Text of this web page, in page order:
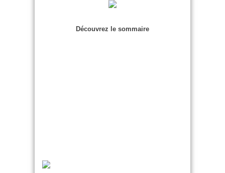
Découvrez le sommaire